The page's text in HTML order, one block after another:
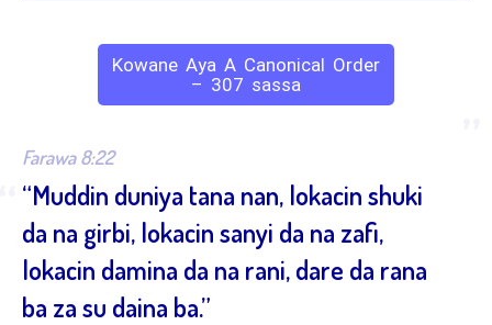
Kowane Aya A Canonical Order
– 307 sassa
Farawa 8:22
“Muddin duniya tana nan, lokacin shuki
da na girbi, lokacin sanyi da na zafi,
lokacin damina da na rani, dare da rana
ba za su daina ba.”